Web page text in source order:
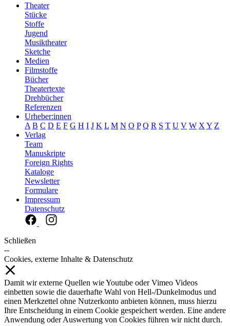
Theater
Stücke
Stoffe
Jugend
Musiktheater
Sketche
Medien
Filmstoffe
Bücher
Theatertexte
Drehbücher
Referenzen
Urheber:innen
A B C D E F G H I J K L M N O P Q R S T U V W X Y Z
Verlag
Team
Manuskripte
Foreign Rights
Kataloge
Newsletter
Formulare
Impressum
Datenschutz
Schließen
--
Cookies, externe Inhalte & Datenschutz
Damit wir externe Quellen wie Youtube oder Vimeo Videos
einbetten sowie die dauerhafte Wahl von Hell-/Dunkelmodus und
einen Merkzettel ohne Nutzerkonto anbieten können, muss hierzu
Ihre Entscheidung in einem Cookie gespeichert werden. Eine andere
Anwendung oder Auswertung von Cookies führen wir nicht durch.